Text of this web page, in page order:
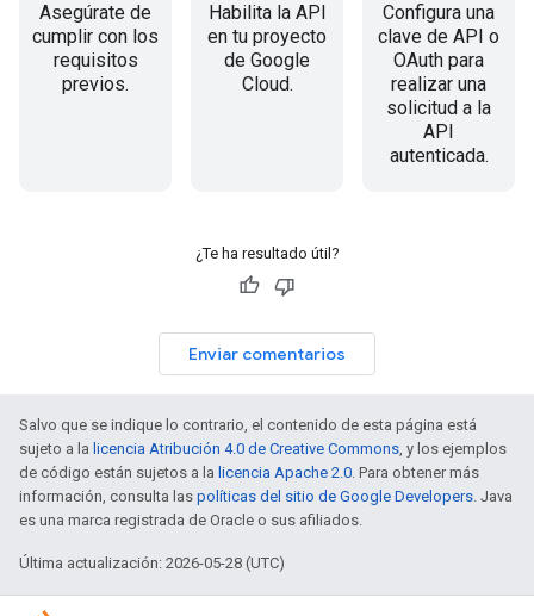
Asegúrate de
cumplir con los
requisitos
previos.
Habilita la API
en tu proyecto
de Google
Cloud.
Configura una
clave de API o
OAuth para
realizar una
solicitud a la
API
autenticada.
¿Te ha resultado útil?
Enviar comentarios
Salvo que se indique lo contrario, el contenido de esta página está
sujeto a la licencia Atribución 4.0 de Creative Commons, y los ejemplos
de código están sujetos a la licencia Apache 2.0. Para obtener más
información, consulta las políticas del sitio de Google Developers. Java
es una marca registrada de Oracle o sus afiliados.
Última actualización: 2026-05-28 (UTC)